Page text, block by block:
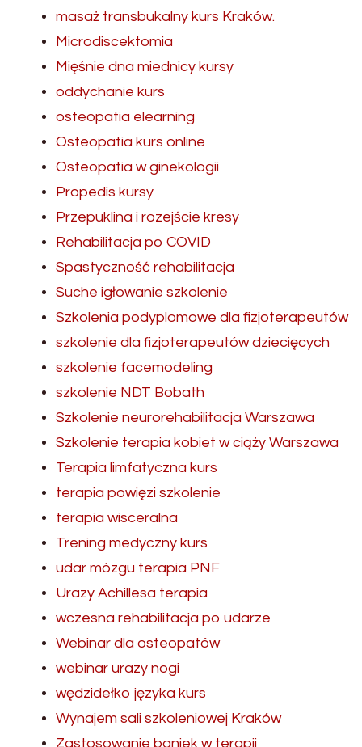
masaż transbukalny kurs Kraków.
Microdiscektomia
Mięśnie dna miednicy kursy
oddychanie kurs
osteopatia elearning
Osteopatia kurs online
Osteopatia w ginekologii
Propedis kursy
Przepuklina i rozejście kresy
Rehabilitacja po COVID
Spastyczność rehabilitacja
Suche igłowanie szkolenie
Szkolenia podyplomowe dla fizjoterapeutów
szkolenie dla fizjoterapeutów dziecięcych
szkolenie facemodeling
szkolenie NDT Bobath
Szkolenie neurorehabilitacja Warszawa
Szkolenie terapia kobiet w ciąży Warszawa
Terapia limfatyczna kurs
terapia powięzi szkolenie
terapia wisceralna
Trening medyczny kurs
udar mózgu terapia PNF
Urazy Achillesa terapia
wczesna rehabilitacja po udarze
Webinar dla osteopatów
webinar urazy nogi
wędzidełko języka kurs
Wynajem sali szkoleniowej Kraków
Zastosowanie baniek w terapii